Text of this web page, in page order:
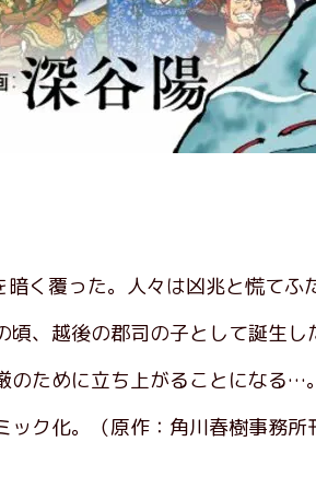
く覆った。人々は凶兆と慌てふ
、越後の郡司の子として誕生
のために立ち上がることになる
ク化。（原作：角川春樹事務所